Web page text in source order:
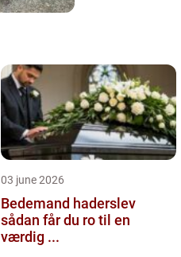
03 june 2026
Bedemand haderslev
sådan får du ro til en
værdig ...